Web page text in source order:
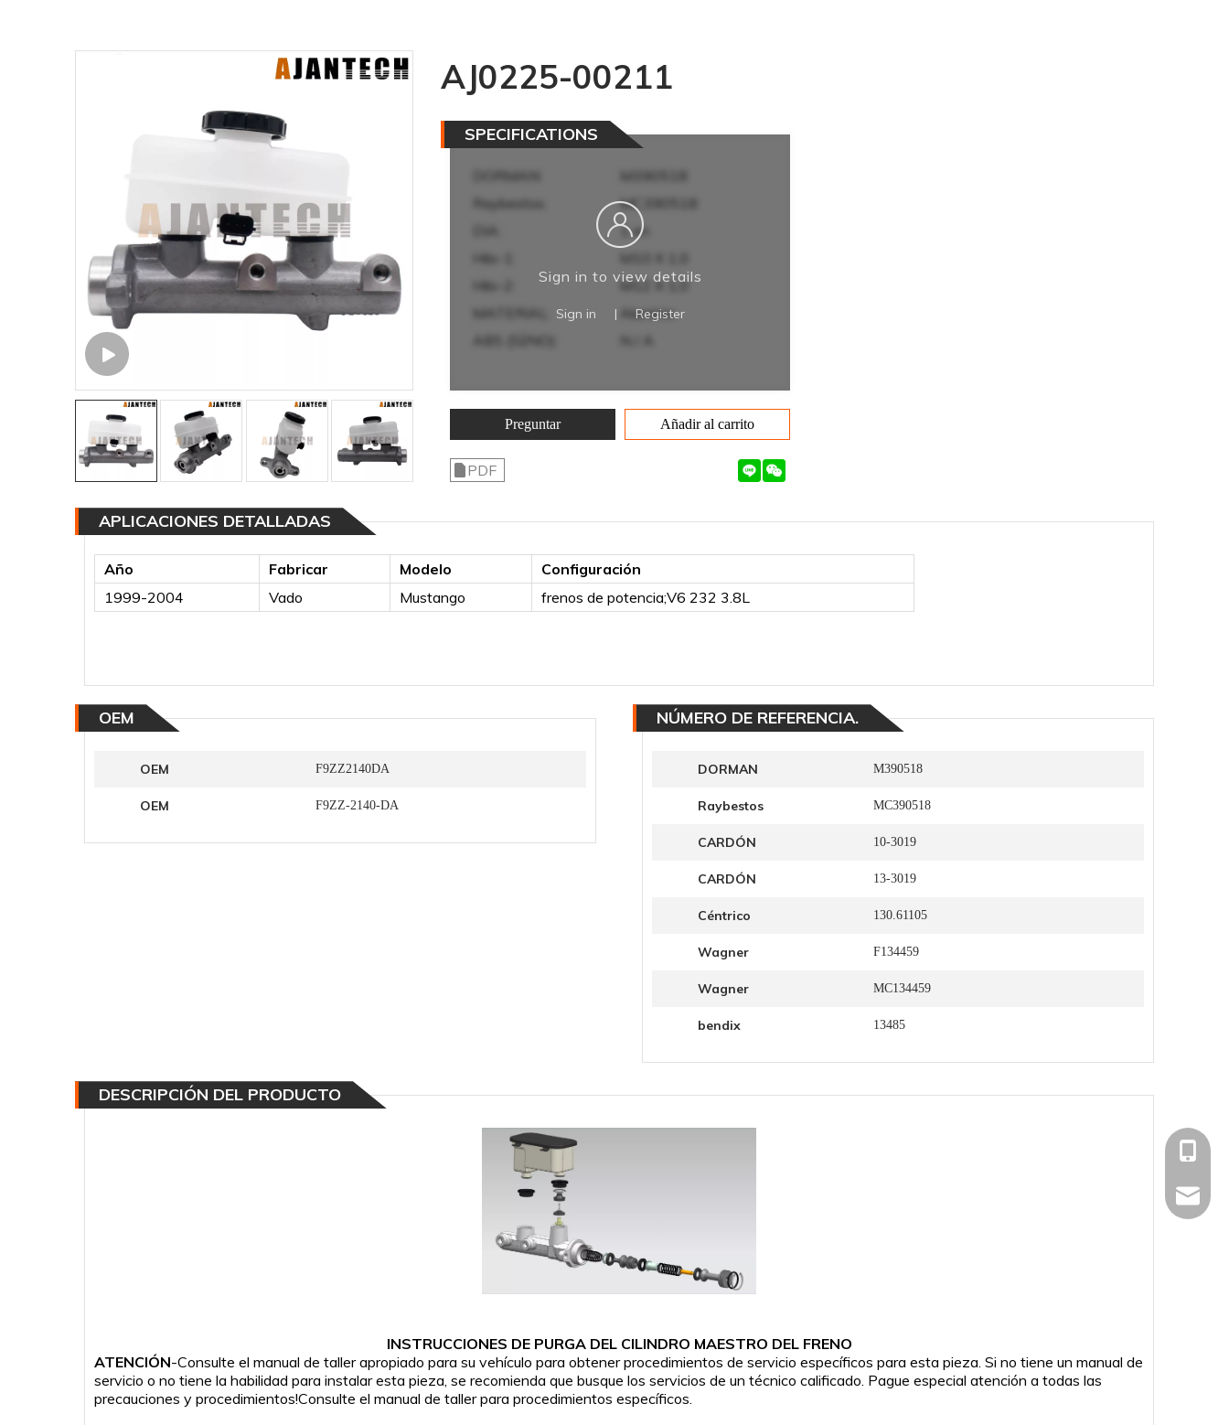
AJ0225-00211
SPECIFICATIONS
Raybestos:
MC390518
1 en
Hilo-1:
Hilo-2:
M12 X 1,0
Aluminio
Sign in to view details
Sign in | Register
Preguntar Añadir al carrito
PDF
APLICACIONES DETALLADAS
Año Fabricar Modelo
Configuración
1999-2004
Vado Mustango frenos de potencia;V6 232 3.8L
OEM
OEM F9ZZ2140DA
OEM F9ZZ-2140-DA
NÚMERO DE REFERENCIA.
DORMAN M390518
Raybestos MC390518
CARDÓN 10-3019
CARDÓN 13-3019
Céntrico 130.61105
Wagner F134459
Wagner MC134459
bendix 13485
DESCRIPCIÓN DEL PRODUCTO
INSTRUCCIONES DE PURGA DEL CILINDRO MAESTRO DEL FRENO
ATENCIÓN-Consulte el manual de taller apropiado para su vehículo para obtener procedimientos de servicio específicos para esta pieza. Si no tiene un manual de
servicio o no tiene la habilidad para instalar esta pieza, se recomienda que busque los servicios de un técnico calificado. Pague especial atención a todas las
precauciones y procedimientos!Consulte el manual de taller para procedimientos específicos.
+86